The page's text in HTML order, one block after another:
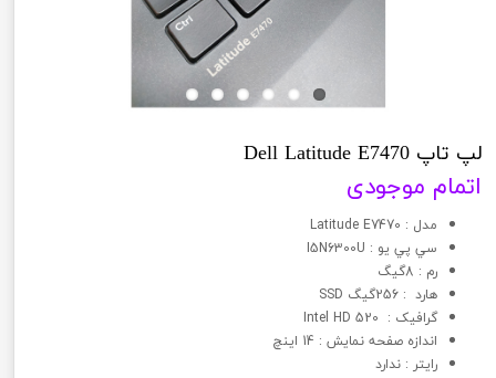
لپ تاپ Dell Latitude E7470
اتمام موجودی
مدل : Latitude E7470
سي پي يو : I5N6300U
رم : 8گیگ
هارد : 256گیگ SSD
گرافيک : Intel HD 520
اندازه صفحه نمایش : 14 اینچ
رایتر : ندارد